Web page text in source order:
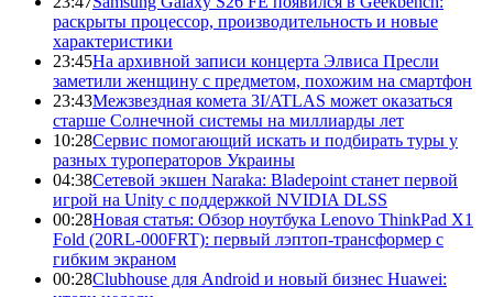
раскрыты процессор, производительность и новые
характеристики
23:45На архивной записи концерта Элвиса Пресли
заметили женщину с предметом, похожим на смартфон
23:43Межзвездная комета 3I/ATLAS может оказаться
старше Солнечной системы на миллиарды лет
10:28Сервис помогающий искать и подбирать туры у
разных туроператоров Украины
04:38Сетевой экшен Naraka: Bladepoint станет первой
игрой на Unity с поддержкой NVIDIA DLSS
00:28Новая статья: Обзор ноутбука Lenovo ThinkPad X1
Fold (20RL-000FRT): первый лэптоп-трансформер с
гибким экраном
00:28Clubhouse для Android и новый бизнес Huawei: